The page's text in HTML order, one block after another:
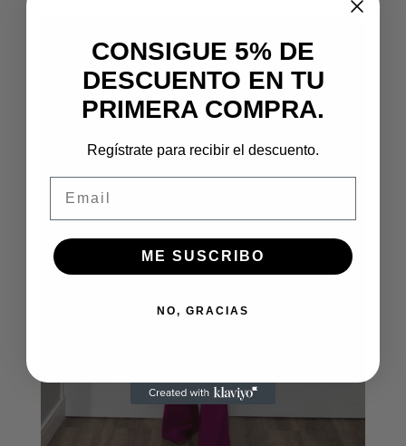
CONSIGUE 5% DE
DESCUENTO EN TU
PRIMERA COMPRA.
Regístrate para recibir el descuento.
ME SUSCRIBO
NO, GRACIAS